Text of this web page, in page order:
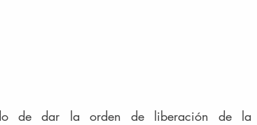
de dar la orden de liberación de la